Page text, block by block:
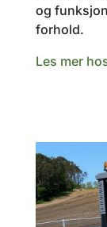
og
forhold.
Les mer